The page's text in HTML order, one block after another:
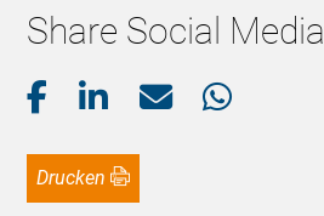
Share Social Media
Drucken